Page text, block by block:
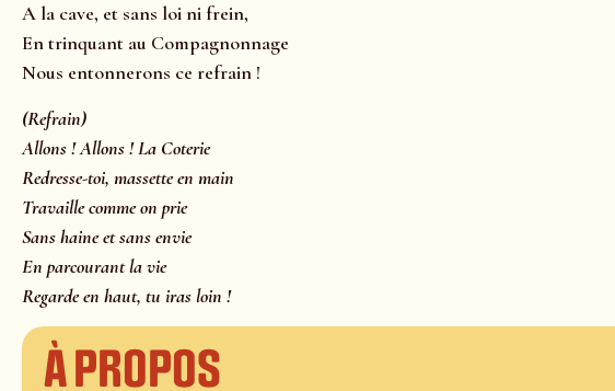
A la cave, et sans loi ni frein,
En trinquant au Compagnonnage
Nous entonnerons ce refrain !
(Refrain)
Allons ! Allons ! La Coterie
Redresse-toi, massette en main
Travaille comme on prie
Sans haine et sans envie
En parcourant la vie
Regarde en haut, tu iras loin !
À propos